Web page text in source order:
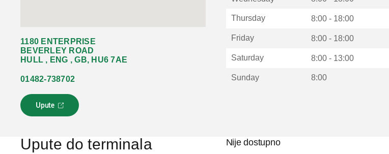
1180 ENTERPRISE
BEVERLEY ROAD
HULL , ENG , GB, HU6 7AE
01482-738702
Upute
L
i
s
Thursday 8:00 - 18:00
Friday 8:00 - 18:00
Saturday 8:00 - 13:00
Sunday 8:00
Upute do terminala Nije dostupno